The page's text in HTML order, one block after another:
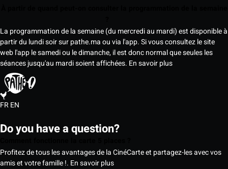
La programmation de la semaine (du mercredi au mardi) est disponible à
partir du lundi soir sur pathe.ma ou via l'app. Si vous consultez le site
web l'app le samedi ou le dimanche, il est donc normal que seules les
séances jusqu'au mardi soient affichées. En savoir plus
FREN
Do you have a question?
Profitez de tous les avantages de la CinéCarte et partagez-les avec vos
amis et votre famille !. En savoir plus